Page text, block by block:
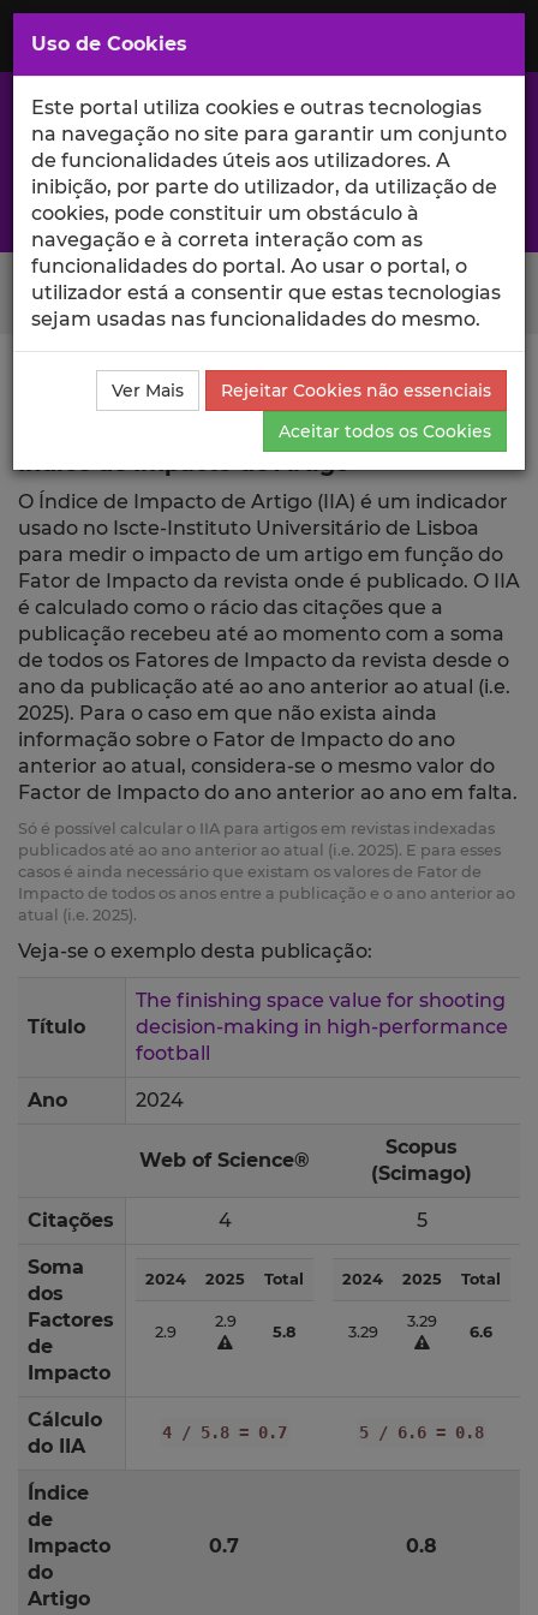
Saltar
para
Conteúdo
Principal
A excelência da investigação e ciência no Iscte
Search Button
Ciência_Iscte Publicações
Índice de Impacto de
O Índice de Impacto de Artigo (IIA) é um indicador
usado no Iscte-Instituto Universitário de Lisboa
para medir o impacto de um artigo em função do
Fator de Impacto da revista onde é publicado. O IIA
é calculado como o rácio das citações que a
publicação recebeu até ao momento com a soma
de todos os Fatores de Impacto da revista desde o
ano da publicação até ao ano anterior ao atual (i.e.
2025). Para o caso em que não exista ainda
informação sobre o Fator de Impacto do ano
anterior ao atual, considera-se o mesmo valor do
Factor de Impacto do ano anterior ao ano em falta.
Só é possível calcular o IIA para artigos em revistas indexadas
publicados até ao ano anterior ao atual (i.e. 2025). E para esses
casos é ainda necessário que existam os valores de Fator de
Impacto de todos os anos entre a publicação e o ano anterior ao
atual (i.e. 2025).
Veja-se o exemplo desta publicação:
Título
The finishing space value for shooting
decision-making in high-performance
football
Ano 2024
Web of Science®
Scopus
(Scimago)
Citações 4 5
Soma
dos
Factores
de
Impacto
2024 2025 Total
2.9
2.9
5.8
2024 2025 Total
3.29
3.29
6.6
Cálculo
do IIA
4 / 5.8 = 0.7 5 / 6.6 = 0.8
Índice
de
Impacto
do
Artigo
0.7 0.8
Uso de Cookies
Este portal utiliza cookies e outras tecnologias
na navegação no site para garantir um conjunto
de funcionalidades úteis aos utilizadores. A
inibição, por parte do utilizador, da utilização de
cookies, pode constituir um obstáculo à
navegação e à correta interação com as
funcionalidades do portal. Ao usar o portal, o
utilizador está a consentir que estas tecnologias
sejam usadas nas funcionalidades do mesmo.
Ver Mais
Rejeitar Cookies não essenciais
Aceitar todos os Cookies